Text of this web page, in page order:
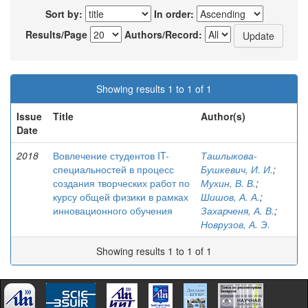
Sort by:
In order:
Results/Page
Authors/Record:
Showing results 1 to 1 of 1
Issue
Date
Title Author(s)
2018
Вовлечение студентов IT-
специальностей в процесс
создания творческих работ по
курсу общей физики в рамках
инновационного обучения
Ташлыкова-
Бушкевич, И. И.;
Мухин, В. В.;
Шишов, А. А.;
Захарченя, А. В.;
Новрузов, А. Э.
Showing results 1 to 1 of 1